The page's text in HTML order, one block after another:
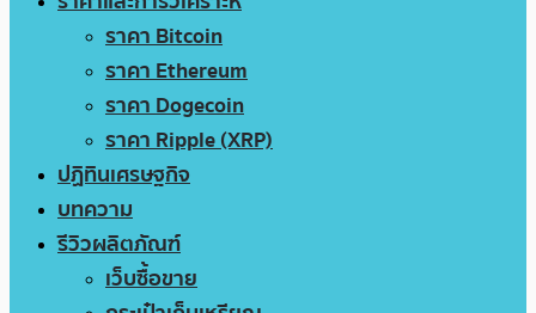
ราคา Bitcoin
ราคา Ethereum
ราคา Dogecoin
ราคา Ripple (XRP)
ปฏิทินเศรษฐกิจ
บทความ
รีวิวผลิตภัณฑ์
เว็บซื้อขาย